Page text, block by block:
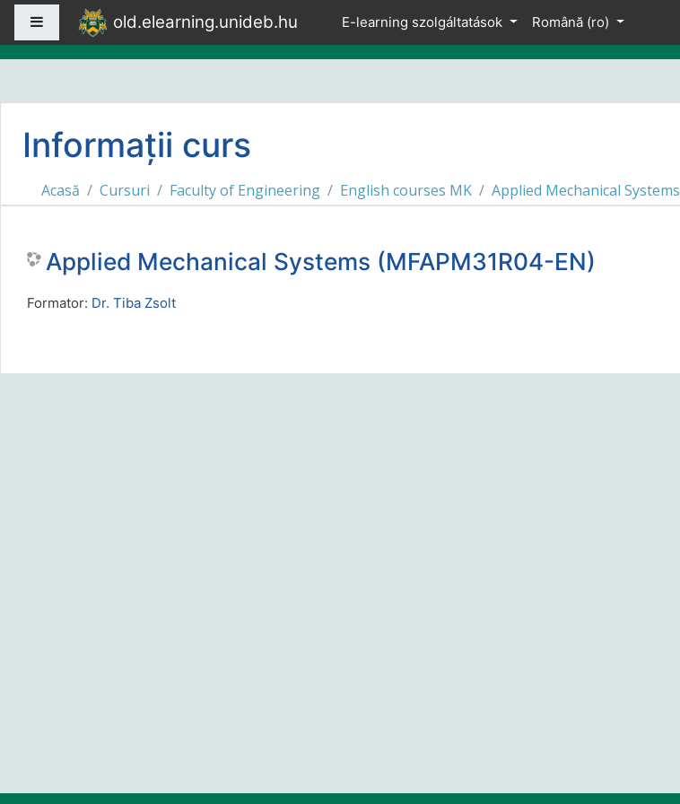
Sari la conţinutul principal
Panou lateralold.elearning.unideb.hu E-learning szolgáltatások Română ‎(ro)‎
Informații curs
Acasă Cursuri Faculty of Engineering English courses MK Applied Mechanical Systems
Applied Mechanical Systems (MFAPM31R04-EN)
Formator: Dr. Tiba Zsolt